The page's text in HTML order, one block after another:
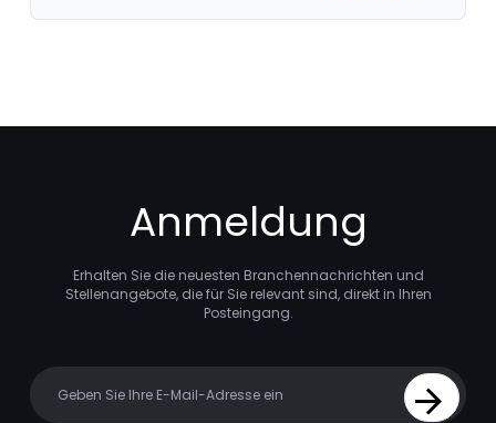
Anmeldung
Erhalten Sie die neuesten Branchennachrichten und
Stellenangebote, die für Sie relevant sind, direkt in Ihren
Posteingang.
Sign Up